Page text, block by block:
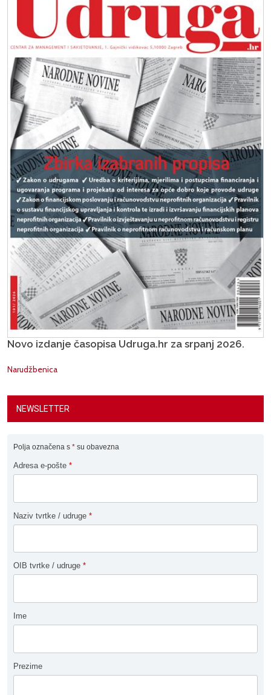
Novo izdanje časopisa Udruga.hr za srpanj 2026.
Narudžbenica
NEWSLETTER
Polja označena s * su obavezna
Adresa e-pošte *
Naziv tvrtke / udruge *
OIB tvrtke / udruge *
Ime
Prezime